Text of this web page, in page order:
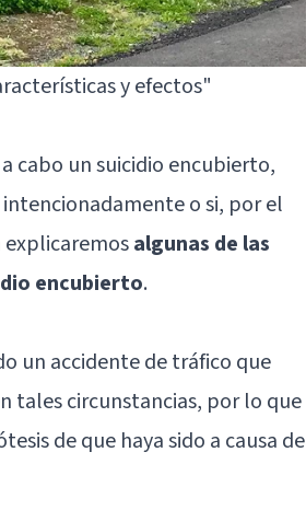
y efectos"
cabo un suicidio encubierto,
o si, por el
algunas de las
encubierto.
un accidente de tráfico que
tales circunstancias, por lo que
de que haya sido a causa de